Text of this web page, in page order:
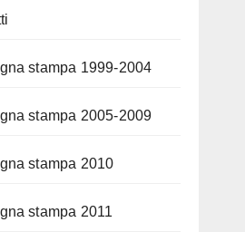
stampa 1999-2004
stampa 2005-2009
stampa 2010
stampa 2011